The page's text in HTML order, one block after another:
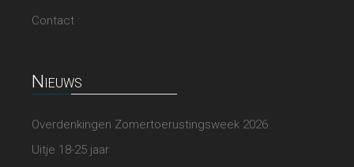
Contact
Nieuws
Overdenkingen Zomertoerustingsweek 2026
Uitje 18-25 jaar